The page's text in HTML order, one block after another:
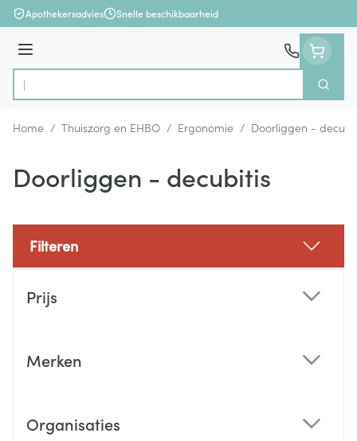
Ga naar de inhoud
Apothekersadvies Snelle beschikbaarheid
Menu
Product, merk, categorie...
Zoek
Home / Thuiszorg en EHBO / Ergonomie / Doorliggen -
Doorliggen - decubitis
Filteren
Prijs
Merken
Organisaties